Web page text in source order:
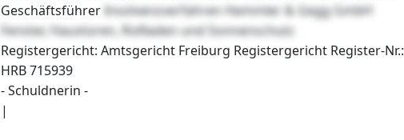
Geschäftsführer Insolvenzverfahren Hemmler & Gegg GmbH
Fenster, Haustüren, Rollladen und Sonnenschutz
Registergericht: Amtsgericht Freiburg Registergericht Register-Nr.:
HRB 715939
- Schuldnerin -
|